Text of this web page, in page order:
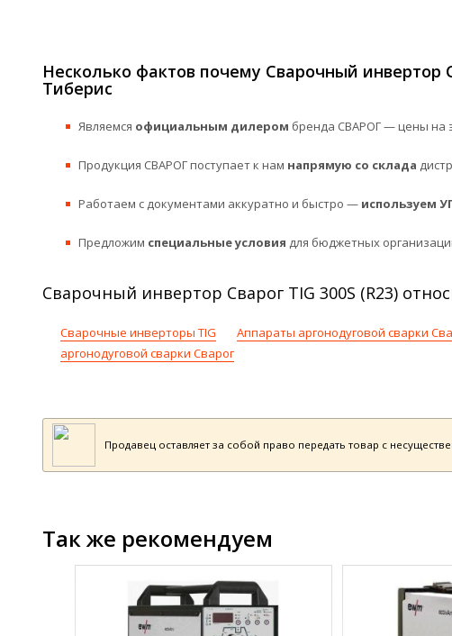
Несколько фактов почему Сварочный инвертор
Тиберис
Являемся официальным дилером бренда СВАРОГ — цены на
Продукция СВАРОГ поступает к нам напрямую со склада
Работаем с документами аккуратно и быстро — используем
Предложим специальные условия для бюджетных
Сварочный инвертор Сварог TIG 300S (R23)
Сварочные инверторы TIG Аппараты аргонодуговой сварки
аргонодуговой сварки Сварог
Продавец оставляет за собой право передать товар с
Так же рекомендуем